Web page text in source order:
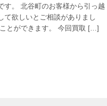
す。 北谷町のお客様から引っ越
て欲しいとご相談がありまし
とができます。 今回買取 […]